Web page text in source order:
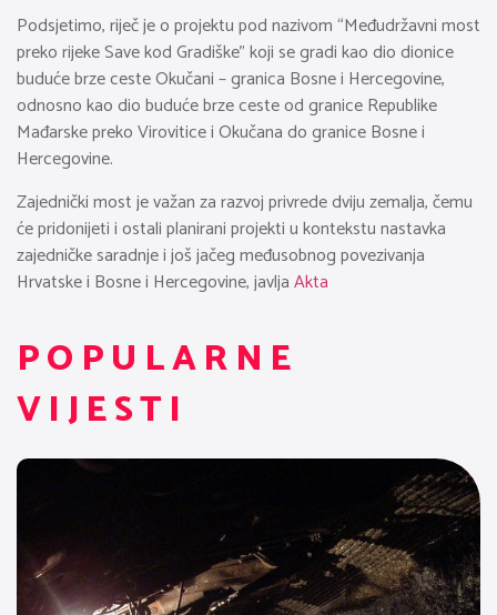
Podsjetimo, riječ je o projektu pod nazivom “Međudržavni most
preko rijeke Save kod Gradiške” koji se gradi kao dio dionice
buduće brze ceste Okučani – granica Bosne i Hercegovine,
odnosno kao dio buduće brze ceste od granice Republike
Mađarske preko Virovitice i Okučana do granice Bosne i
Hercegovine.
Zajednički most je važan za razvoj privrede dviju zemalja, čemu
će pridonijeti i ostali planirani projekti u kontekstu nastavka
zajedničke saradnje i još jačeg međusobnog povezivanja
Hrvatske i Bosne i Hercegovine, javljaAkta
POPULARNE
VIJESTI